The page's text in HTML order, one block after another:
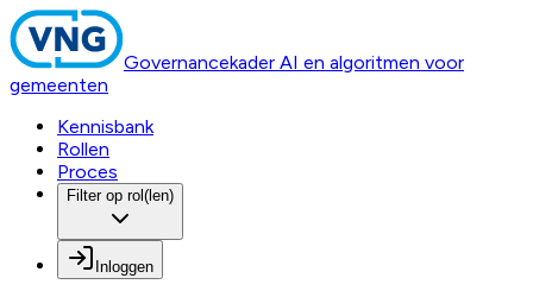
Governancekader AI en algoritmen voor
gemeenten
Kennisbank
Rollen
Proces
Filter op rol(len)
Inloggen